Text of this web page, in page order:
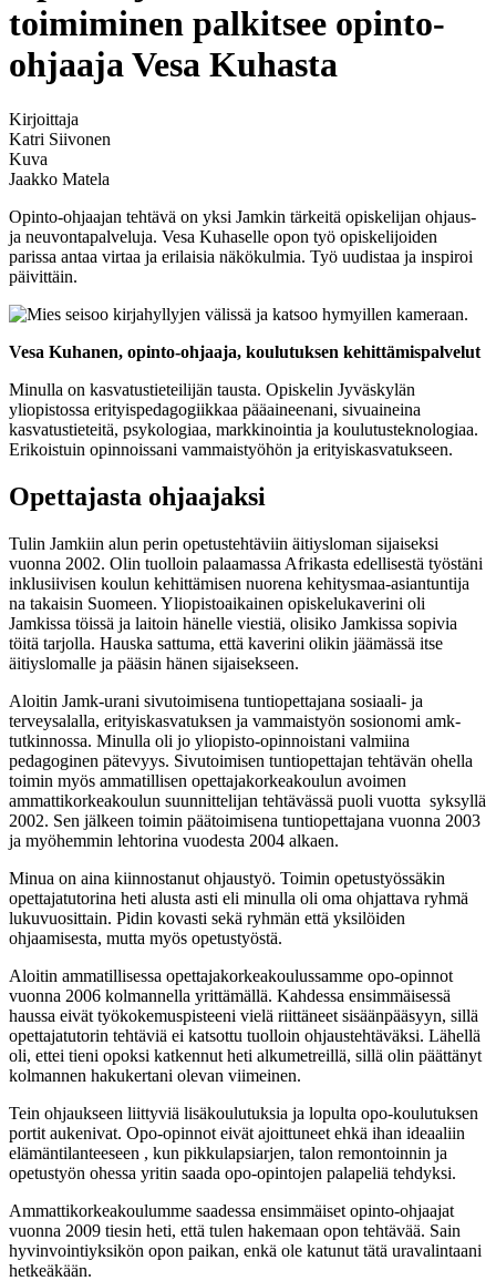
toimiminen palkitsee opinto-
ohjaaja Vesa Kuhasta
Kirjoittaja
Katri Siivonen
Kuva
Jaakko Matela
Opinto-ohjaajan tehtävä on yksi Jamkin tärkeitä opiskelijan ohjaus-
ja neuvontapalveluja. Vesa Kuhaselle opon työ opiskelijoiden
parissa antaa virtaa ja erilaisia näkökulmia. Työ uudistaa ja inspiroi
päivittäin.
Vesa Kuhanen, opinto-ohjaaja, koulutuksen kehittämispalvelut
Minulla on kasvatustieteilijän tausta. Opiskelin Jyväskylän
yliopistossa erityispedagogiikkaa pääaineenani, sivuaineina
kasvatustieteitä, psykologiaa, markkinointia ja koulutusteknologiaa.
Erikoistuin opinnoissani vammaistyöhön ja erityiskasvatukseen.
Opettajasta ohjaajaksi
Tulin Jamkiin alun perin opetustehtäviin äitiysloman sijaiseksi
vuonna 2002. Olin tuolloin palaamassa Afrikasta edellisestä työstäni
inklusiivisen koulun kehittämisen nuorena kehitysmaa-asiantuntija
na takaisin Suomeen. Yliopistoaikainen opiskelukaverini oli
Jamkissa töissä ja laitoin hänelle viestiä, olisiko Jamkissa sopivia
töitä tarjolla. Hauska sattuma, että kaverini olikin jäämässä itse
äitiyslomalle ja pääsin hänen sijaisekseen.
Aloitin Jamk-urani sivutoimisena tuntiopettajana sosiaali- ja
terveysalalla, erityiskasvatuksen ja vammaistyön sosionomi amk-
tutkinnossa. Minulla oli jo yliopisto-opinnoistani valmiina
pedagoginen pätevyys. Sivutoimisen tuntiopettajan tehtävän ohella
toimin myös ammatillisen opettajakorkeakoulun avoimen
ammattikorkeakoulun suunnittelijan tehtävässä puoli vuotta syksyllä
2002. Sen jälkeen toimin päätoimisena tuntiopettajana vuonna 2003
ja myöhemmin lehtorina vuodesta 2004 alkaen.
Minua on aina kiinnostanut ohjaustyö. Toimin opetustyössäkin
opettajatutorina heti alusta asti eli minulla oli oma ohjattava ryhmä
lukuvuosittain. Pidin kovasti sekä ryhmän että yksilöiden
ohjaamisesta, mutta myös opetustyöstä.
Aloitin ammatillisessa opettajakorkeakoulussamme opo-opinnot
vuonna 2006 kolmannella yrittämällä. Kahdessa ensimmäisessä
haussa eivät työkokemuspisteeni vielä riittäneet sisäänpääsyyn, sillä
opettajatutorin tehtäviä ei katsottu tuolloin ohjaustehtäväksi. Lähellä
oli, ettei tieni opoksi katkennut heti alkumetreillä, sillä olin päättänyt
kolmannen hakukertani olevan viimeinen.
Tein ohjaukseen liittyviä lisäkoulutuksia ja lopulta opo-koulutuksen
portit aukenivat. Opo-opinnot eivät ajoittuneet ehkä ihan ideaaliin
elämäntilanteeseen , kun pikkulapsiarjen, talon remontoinnin ja
opetustyön ohessa yritin saada opo-opintojen palapeliä tehdyksi.
Ammattikorkeakoulumme saadessa ensimmäiset opinto-ohjaajat
vuonna 2009 tiesin heti, että tulen hakemaan opon tehtävää. Sain
hyvinvointiyksikön opon paikan, enkä ole katunut tätä uravalintaani
hetkeäkään.